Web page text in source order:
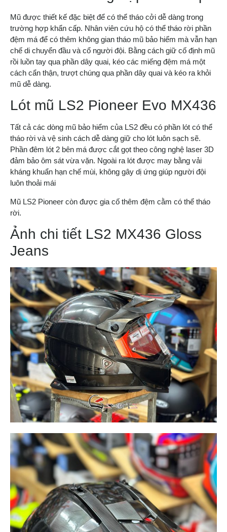
Mũ được thiết kế đặc biệt để có thể tháo cởi dễ dàng trong
trường hợp khẩn cấp. Nhân viên cứu hộ có thể tháo rời phần
đệm má để có thêm không gian tháo mũ bảo hiểm mà vẫn hạn
chế di chuyển đầu và cổ người đội. Bằng cách giữ cố định mũ
rồi luồn tay qua phần dây quai, kéo các miếng đệm má một
cách cẩn thận, trượt chúng qua phần dây quai và kéo ra khỏi
mũ dễ dàng.
Lót mũ LS2 Pioneer Evo MX436
Tất cả các dòng mũ bảo hiểm của LS2 đều có phần lót có thể
tháo rời và vệ sinh cách dễ dàng giữ cho lót luôn sạch sẽ.
Phần đêm lót 2 bên má được cắt gọt theo công nghệ laser 3D
đảm bảo ôm sát vừa vặn. Ngoài ra lót được may bằng vải
kháng khuẩn hạn chế mùi, không gây dị ứng giúp người đội
luôn thoải mái
Mũ LS2 Pioneer còn được gia cố thêm đệm cằm có thể tháo
rời.
Ảnh chi tiết LS2 MX436 Gloss
Jeans